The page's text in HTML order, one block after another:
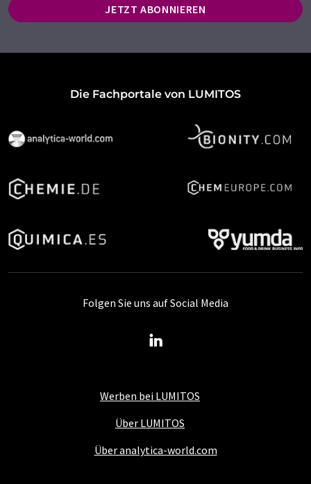
JETZT ABONNIEREN
Die Fachportale von LUMITOS
Werben bei LUMITOS
Über LUMITOS
Über analytica-world.com
Folgen Sie uns auf Social Media